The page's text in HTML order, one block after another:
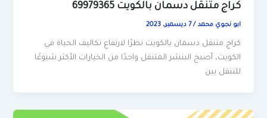
كراج متنقل دسمان بالكويت 69979365
ابو نجوي محمد/7 ديسمبر، 2023
كراج متنقل دسمان بالكويت نظرًا لارتفاع تكاليف الحياة في
الكويت، أصبح البنشر المتنقل واحدًا من الخيارات الأكثر شيوعًا
للتنقل بين